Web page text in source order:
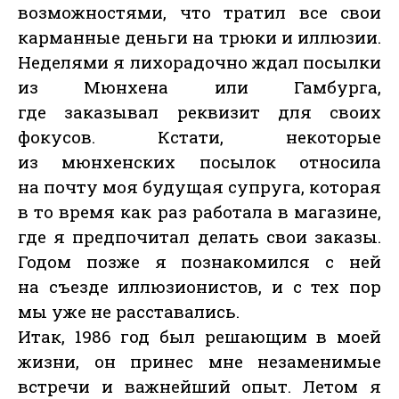
возможностями, что тратил все свои
карманные деньги на трюки и иллюзии.
Неделями я лихорадочно ждал посылки
из Мюнхена или Гамбурга,
где заказывал реквизит для своих
фокусов. Кстати, некоторые
из мюнхенских посылок относила
на почту моя будущая супруга, которая
в то время как раз работала в магазине,
где я предпочитал делать свои заказы.
Годом позже я познакомился с ней
на съезде иллюзионистов, и с тех пор
мы уже не расставались.
Итак, 1986 год был решающим в моей
жизни, он принес мне незаменимые
встречи и важнейший опыт. Летом я